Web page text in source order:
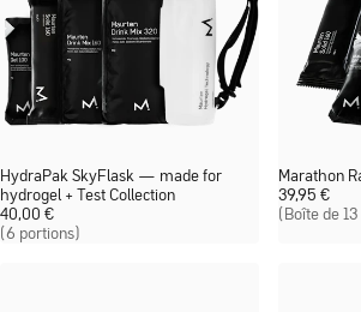
HydraPak SkyFlask — made for
hydrogel + Test Collection
(6 portions)
40,00 €
Marathon
(Boîte de
39,95 €